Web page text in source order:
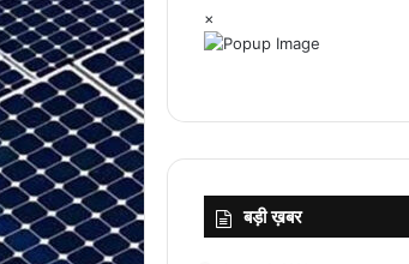
×
बड़ी ख़बर